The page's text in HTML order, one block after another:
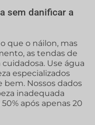
sem danificar a
que o náilon, mas
as tendas de
Use água
especializados
Nossos dados
inadequada
após apenas 20